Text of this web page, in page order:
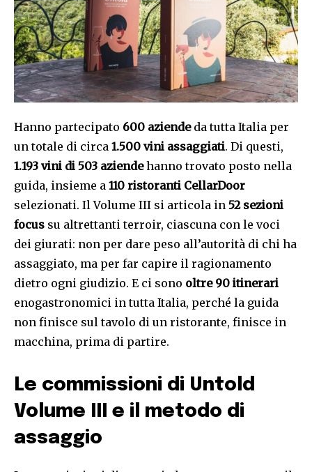
Hanno partecipato 600 aziendeda tutta Italia per
un totale di circa 1.500 vini assaggiati. Di questi,
1.193 vini di 503 aziendehanno trovato posto nella
guida, insieme a 110 ristoranti CellarDoor
selezionati. Il Volume III si articola in 52 sezioni
focus su altrettanti terroir, ciascuna con le voci
dei giurati: non per dare peso all’autorità di chi ha
assaggiato, ma per far capire il ragionamento
dietro ogni giudizio. E ci sono oltre 90 itinerari
enogastronomici in tutta Italia, perché la guida
non finisce sul tavolo di un ristorante, finisce in
macchina, prima di partire.
Le commissioni di Untold
Volume III e il metodo di
assaggio